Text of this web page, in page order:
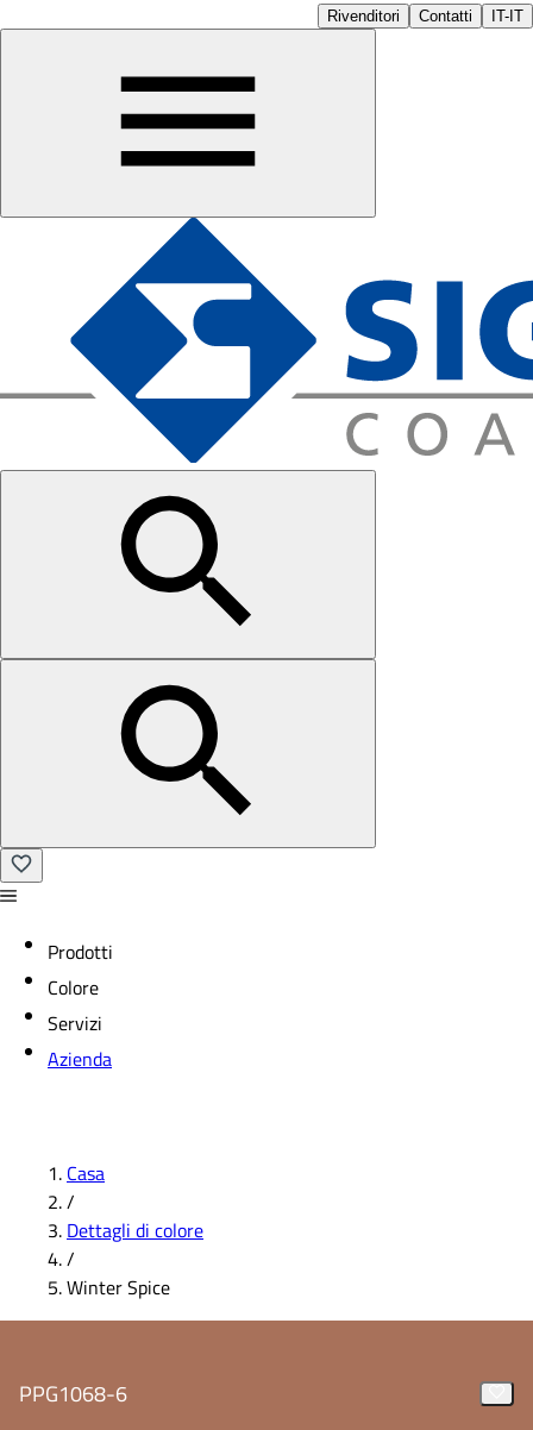
Rivenditori Contatti IT-IT
Prodotti
Colore
Servizi
Azienda
Casa
/
Dettagli di colore
/
Winter Spice
PPG1068-6